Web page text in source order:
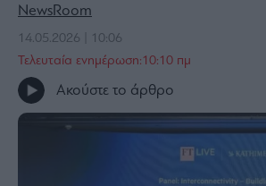
The
Wiseman
Room
301
NewsRoom
14.05.2026 | 10:06
Τελευταία ενημέρωση:10:10 πμ
Ακούστε το άρθρο